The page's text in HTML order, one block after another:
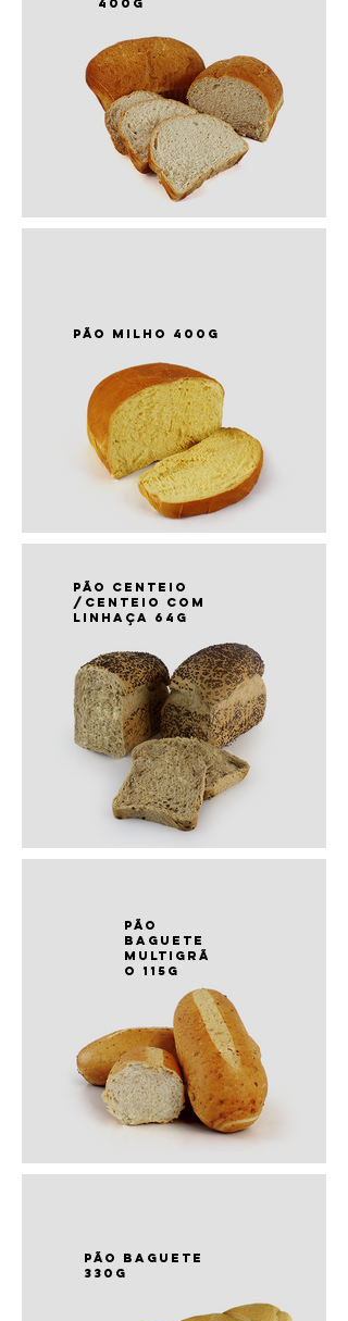
PÃO milho 400g
400g
PÃO
baguete
multigrã
o 115g
PÃO baguete
330g
PÃO centeio
/centeio com
linhaça 64g